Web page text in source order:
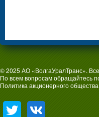
© 2025 АО «ВолгаУралТранс».
По всем вопросам обращайтесь
Политика акционерного